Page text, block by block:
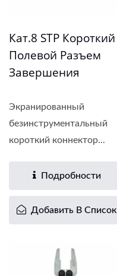
Кат.8 STP Короткий
Полевой Разъем
Завершения
Экранированный
безинструментальный
короткий коннектор...
Подробности
Добавить В Список